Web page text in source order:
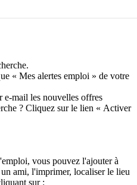
« Mes alertes emploi » de votre
e-mail les nouvelles offres
? Cliquez sur le lien « Activer
vous pouvez l'ajouter à
ami, l'imprimer, localiser le lieu
sur :